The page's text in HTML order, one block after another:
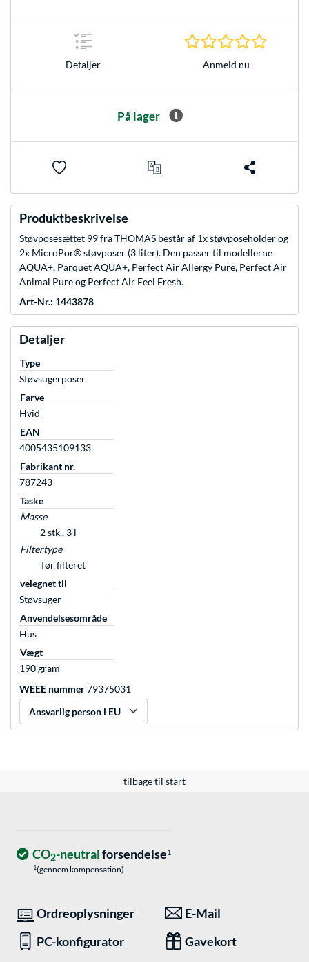
Detaljer Anmeld nu
På lager
Produktbeskrivelse
Støvposesættet 99 fra THOMAS består af 1x støvposeholder og
2x MicroPor® støvposer (3 liter). Den passer til modellerne
AQUA+, Parquet AQUA+, Perfect Air Allergy Pure, Perfect Air
Animal Pure og Perfect Air Feel Fresh.
Art-Nr.: 1443878
Detaljer
Type
Støvsugerposer
Farve
Hvid
EAN
4005435109133
Fabrikant nr.
787243
Taske
Masse
2 stk., 3 l
Filtertype
Tør filteret
velegnet til
Støvsuger
Anvendelsesområde
Hus
Vægt
190 gram
WEEE nummer79375031
Ansvarlig person i EU
tilbage til start
CO2-neutralforsendelse1
1(gennem kompensation)
Ordreoplysninger
E-Mail
PC-konfigurator
Gavekort